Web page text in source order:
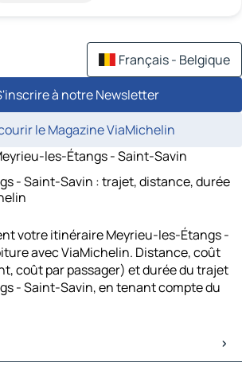
Français - Belgique
à notre Newsletter
le Magazine ViaMichelin
les-Étangs - Saint-Savin
- Saint-Savin : trajet, distance, durée
votre itinéraire Meyrieu-les-Étangs -
avec ViaMichelin. Distance, coût
coût par passager) et durée du trajet
- Saint-Savin, en tenant compte du